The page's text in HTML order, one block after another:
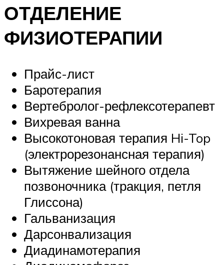
ОТДЕЛЕНИЕ
ФИЗИОТЕРАПИИ
Прайс-лист
Баротерапия
Вертебролог-рефлексотерапевт
Вихревая ванна
Высокотоновая терапия Hi-Top
(электрорезонансная терапия)
Вытяжение шейного отдела
позвоночника (тракция, петля
Глиссона)
Гальванизация
Дарсонвализация
Диадинамотерапия